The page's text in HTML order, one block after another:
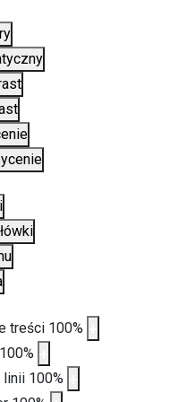
treści 100%
100%
linii 100%